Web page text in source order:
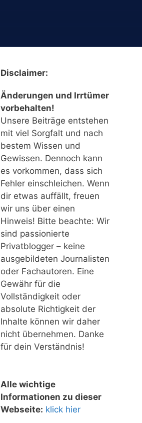
Disclaimer:
Änderungen und Irrtümer
vorbehalten!
Unsere Beiträge entstehen
mit viel Sorgfalt und nach
bestem Wissen und
Gewissen. Dennoch kann
es vorkommen, dass sich
Fehler einschleichen. Wenn
dir etwas auffällt, freuen
wir uns über einen
Hinweis! Bitte beachte: Wir
sind passionierte
Privatblogger – keine
ausgebildeten Journalisten
oder Fachautoren. Eine
Gewähr für die
Vollständigkeit oder
absolute Richtigkeit der
Inhalte können wir daher
nicht übernehmen. Danke
für dein Verständnis!
Alle wichtige
Informationen zu dieser
Webseite: klick hier